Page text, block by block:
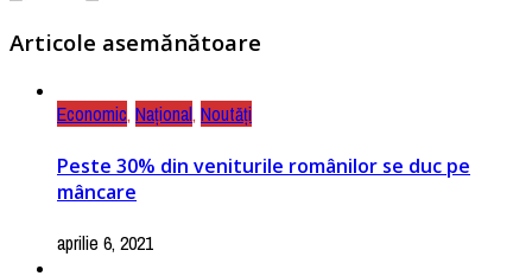
Articole asemănătoare
Economic, Național, Noutăți
Peste 30% din veniturile românilor se duc pe
mâncare
aprilie 6, 2021